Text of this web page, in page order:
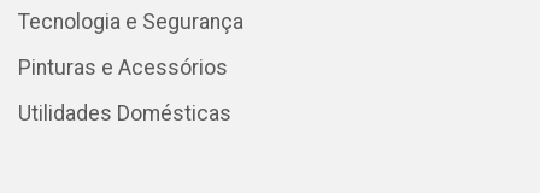
Tecnologia e Segurança
Pinturas e Acessórios
Utilidades Domésticas